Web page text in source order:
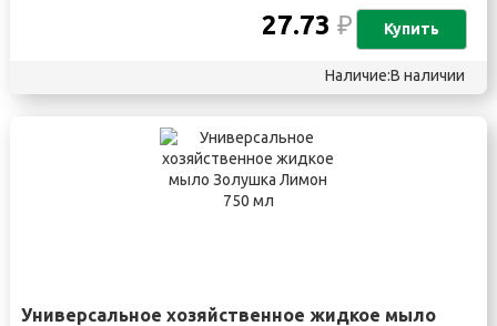
27.73₽ Купить
Наличие:В наличии
Универсальное хозяйственное жидкое мыло